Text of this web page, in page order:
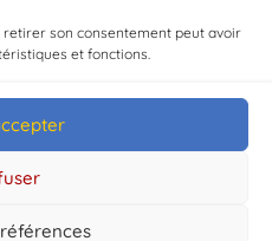
retirer son consentement peut avoir
et fonctions.
| Tous droits réservés.
WEB3-DESIGN